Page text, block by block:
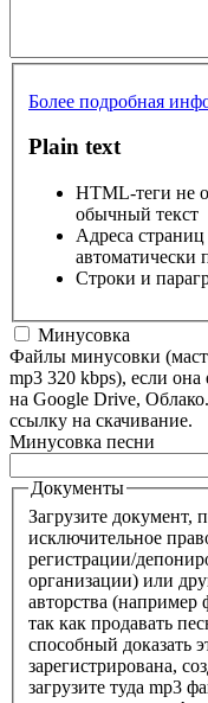
Более подробная
Plain text
HTML-теги не
обычный текст
Адреса
автоматически
Строки и
Минусовка
Файлы минусовки
mp3 320 kbps), если она
на Google Drive,
ссылку на скачивание.
Минусовка песни
Документы
Загрузите
исключительное
регистрации/
организации) или
авторства (например
так как продавать
способный доказать
зарегистрирована,
загрузите туда mp3